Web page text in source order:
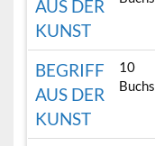
AUS DER
KUNST
BEGRIFF
AUS DER
KUNST
10